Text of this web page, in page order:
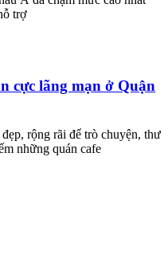
trợ
cực lãng mạn ở Quận
rộng rãi để trò chuyện, thư
những quán cafe